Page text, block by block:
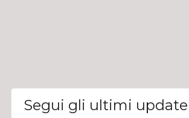
Segui gli ultimi update